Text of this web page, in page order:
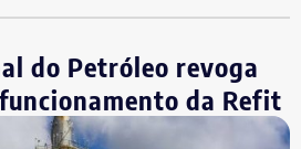
do Petróleo revoga
da Refit